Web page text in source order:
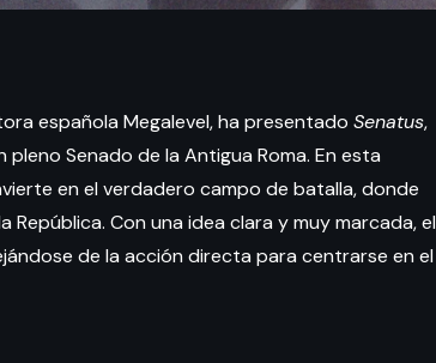
española Megalevel, ha presentado Senatus,
Senado de la Antigua Roma. En esta
en el verdadero campo de batalla, donde
Con una idea clara y muy marcada, el
de la acción directa para centrarse en el